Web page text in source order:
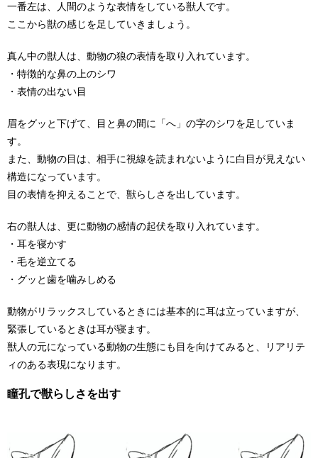
一番左は、人間のような表情をしている獣人です。
ここから獣の感じを足していきましょう。
真ん中の獣人は、動物の狼の表情を取り入れています。
・特徴的な鼻の上のシワ
・表情の出ない目
眉をグッと下げて、目と鼻の間に「へ」の字のシワを足していま
す。
また、動物の目は、相手に視線を読まれないように白目が見えない
構造になっています。
目の表情を抑えることで、獣らしさを出しています。
右の獣人は、更に動物の感情の起伏を取り入れています。
・耳を寝かす
・毛を逆立てる
・グッと歯を噛みしめる
動物がリラックスしているときには基本的に耳は立っていますが、
緊張しているときは耳が寝ます。
獣人の元になっている動物の生態にも目を向けてみると、リアリテ
ィのある表現になります。
瞳孔で獣らしさを出す